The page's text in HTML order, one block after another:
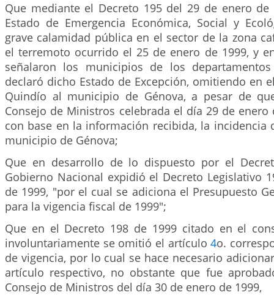
Que mediante el Decreto 195 del 29 de enero
Estado de Emergencia Económica, Social y
grave calamidad pública en el sector de la zona
el terremoto ocurrido el 25 de enero de 1999, y
señalaron los municipios de los
declaró dicho Estado de Excepción, omitiendo en
Quindío al municipio de Génova, a pesar de
Consejo de Ministros celebrada el día 29 de enero
con base en la información recibida, la incidencia
municipio de Génova;
Que en desarrollo de lo dispuesto por el
Gobierno Nacional expidió el Decreto Legislativo
de 1999, "por el cual se adiciona el Presupuesto
para la vigencia fiscal de 1999";
Que en el Decreto 198 de 1999 citado en el
involuntariamente se omitió el artículo4o.
de vigencia, por lo cual se hace necesario
artículo respectivo, no obstante que fue
Consejo de Ministros del día 30 de enero de 1999,